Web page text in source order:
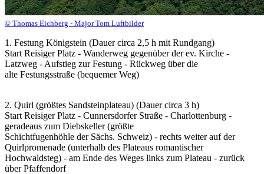
© Thomas Eichberg - Major Tom Luftbilder
1. Festung Königstein (Dauer circa 2,5 h mit Rundgang)
Start Reisiger Platz - Wanderweg gegenüber der ev. Kirche -
Latzweg - Aufstieg zur Festung - Rückweg über die
alte Festungsstraße (bequemer Weg)
2. Quirl (größtes Sandsteinplateau) (Dauer circa 3 h)
Start Reisiger Platz - Cunnersdorfer Straße - Charlottenburg -
geradeaus zum Diebskeller (größte
Schichtfugenhöhle der Sächs. Schweiz) - rechts weiter auf der
Quirlpromenade (unterhalb des Plateaus romantischer
Hochwaldsteg) - am Ende des Weges links zum Plateau - zurück
über Pfaffendorf